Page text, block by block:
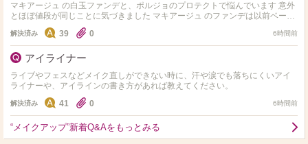
マキアージュ の白玉ファンデと、ポルジョのプロテクトで悩んでいます 意外
とほぼ値段が同じことに気づきました マキアージュ のファンデは以前ベージ
ュの方を買ったことがあり、手でテキトーに塗ると鼻…
解決済み 39 0 6時間前
アイライナー
ライブやフェスなどメイク直しができない時に、汗や涙でも落ちにくいアイ
ライナーや、アイラインの書き方があれば教えてください。
解決済み 41 0 6時間前
“メイクアップ”新着Q&Aをもっとみる